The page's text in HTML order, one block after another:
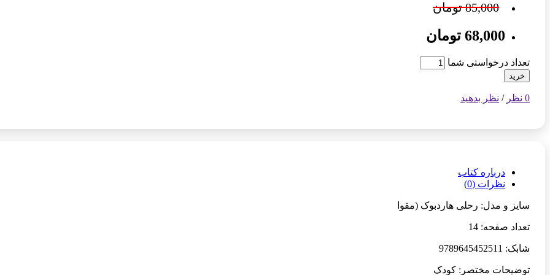
85,000 تومان
68,000 تومان
تعداد درخواستی شما
خرید
0 نظر / نظر بدهید
درباره کتاب
نظرات (0)
سایز و مدل: رحلی هاردبوک (مقوا
تعداد صفحه: 14
شابک: 9789645452511
توضیحات مختصر: کودک